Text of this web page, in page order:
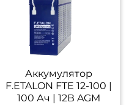
Аккумулятор
F.ETALON FTE 12-100 |
100 Ач | 12В AGM